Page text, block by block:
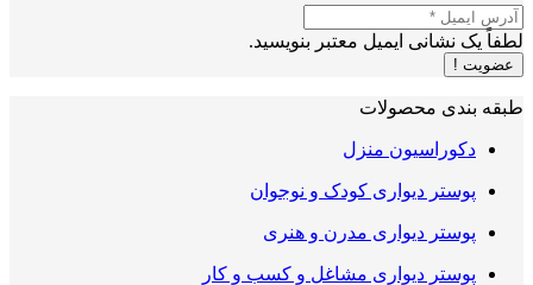
لطفاً یک نشانی ایمیل معتبر بنویسید.
عضویت !
طبقه بندی محصولات
دکوراسیون منزل
پوستر دیواری کودک و نوجوان
پوستر دیواری مدرن و هنری
پوستر دیواری مشاغل و کسب و کار